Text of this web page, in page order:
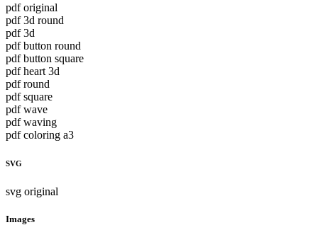
pdf original
pdf 3d round
pdf 3d
pdf button round
pdf button square
pdf heart 3d
pdf round
pdf square
pdf wave
pdf waving
pdf coloring a3
SVG
svg original
Images